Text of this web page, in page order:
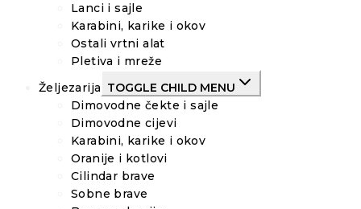
Lanci i sajle
Karabini, karike i okov
Ostali vrtni alat
Pletiva i mreže
Željezarija TOGGLE CHILD MENU
Dimovodne čekte i sajle
Dimovodne cijevi
Karabini, karike i okov
Oranije i kotlovi
Cilindar brave
Sobne brave